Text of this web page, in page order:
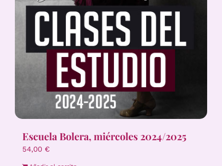
Escuela Bolera, miércoles 2024/2025
54,00 €